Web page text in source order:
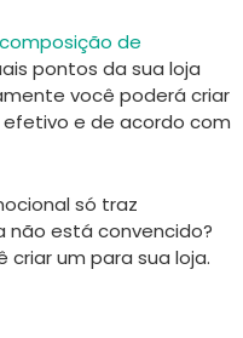
de
pontos da sua loja
você poderá criar
e de acordo com
só traz
não está convencido?
um para sua loja.